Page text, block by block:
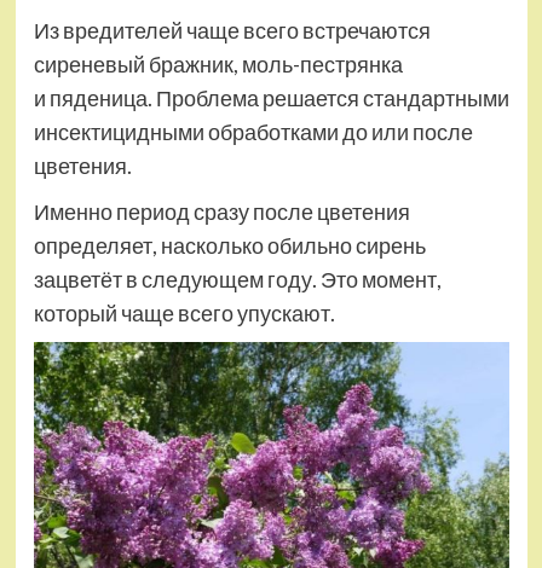
Из вредителей чаще всего встречаются
сиреневый бражник, моль-пестрянка
и пяденица. Проблема решается стандартными
инсектицидными обработками до или после
цветения.
Именно период сразу после цветения
определяет, насколько обильно сирень
зацветёт в следующем году. Это момент,
который чаще всего упускают.